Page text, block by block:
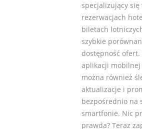
specjalizujący się
rezerwacjach
biletach
szybkie
dostępność ofert.
aplikacji mobilnej
można również
aktualizacje i
bezpośrednio na
smartfonie. Nic
prawda? Teraz